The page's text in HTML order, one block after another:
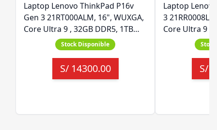
Laptop Lenovo ThinkPad P16v
Gen 3 21RT000ALM, 16", WUXGA,
Core Ultra 9 , 32GB DDR5, 1TB
Almacenamiento, TV 8GB.
Stock Disponible
S/ 14300.00
Laptop
3
Core Ultra 9
RAM - 1TB
Latina)
8GB,
S/